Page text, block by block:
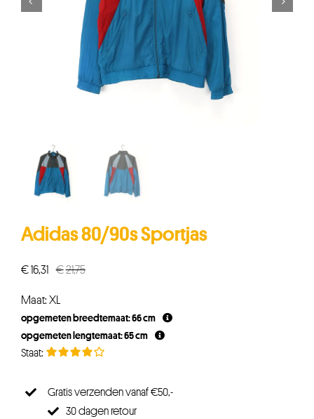
Adidas 80/90s Sportjas
€21,75Oorspronkelijke
€21,75.
€16,31
Huidige
€16,31.
Maat: XL
opgemeten breedtemaat: 66 cm
opgemeten lengtemaat: 65 cm
Gratis verzenden vanaf €50,-
30 dagen retour